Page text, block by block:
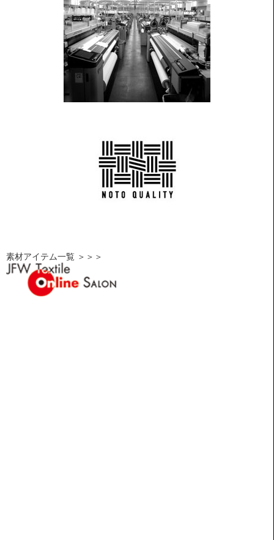
素材アイテム一覧 ＞＞＞